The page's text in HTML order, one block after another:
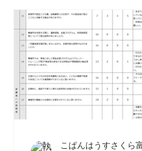
こぱんはうすさくら